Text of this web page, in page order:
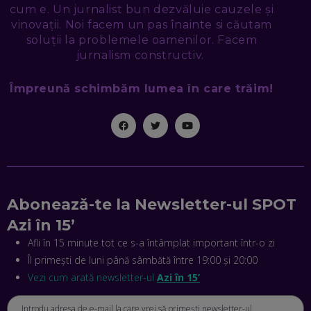
NICOLAE ȚIBRIGAN, DIGITAL FORENSIC TEAM: CUM ÎȚI DAI
SEAMA CĂ CINEVA ÎNCEARCĂ SĂ TE MANIPULEZE, ONLINE.
CE-AM ÎNVĂȚAT DIN EPISODUL GEORGESCU
EP. 46
MIHAI CEPOI, JOBFUL: SCHIMBĂM MODUL ÎN CARE APLICI
DISPECERAT AUTOMAT DE PE PIAȚĂ! CUM POATE
REVOLUȚIONA LIVRĂRILE RAPIDE, DIN ROMÂNIA PÂNĂ ÎN
ASIA
EP. 43
MAI MEARGĂ PREA MULT CU MANȚOGĂRII! DACĂ NU NE
RESPECTĂM OBLIGAȚIILE EUROPENE, VOM AVEA
cum e. Un jurnalist bun dezvăluie cauzele și
vinovații. Noi facem un pas înainte si căutam
soluții la problemele oamenilor. Facem
jurnalism constructiv.
Împreună schimbăm lumea în care trăim!
Abonează-te la Newsletter-ul SPOT
Azi în 15’
Afli în 15 minute tot ce s-a întâmplat important într-o zi
Îl primești de luni până sâmbătă între 19:00 și 20:00
Vezi cum arată newsletter-ul Azi în 15’